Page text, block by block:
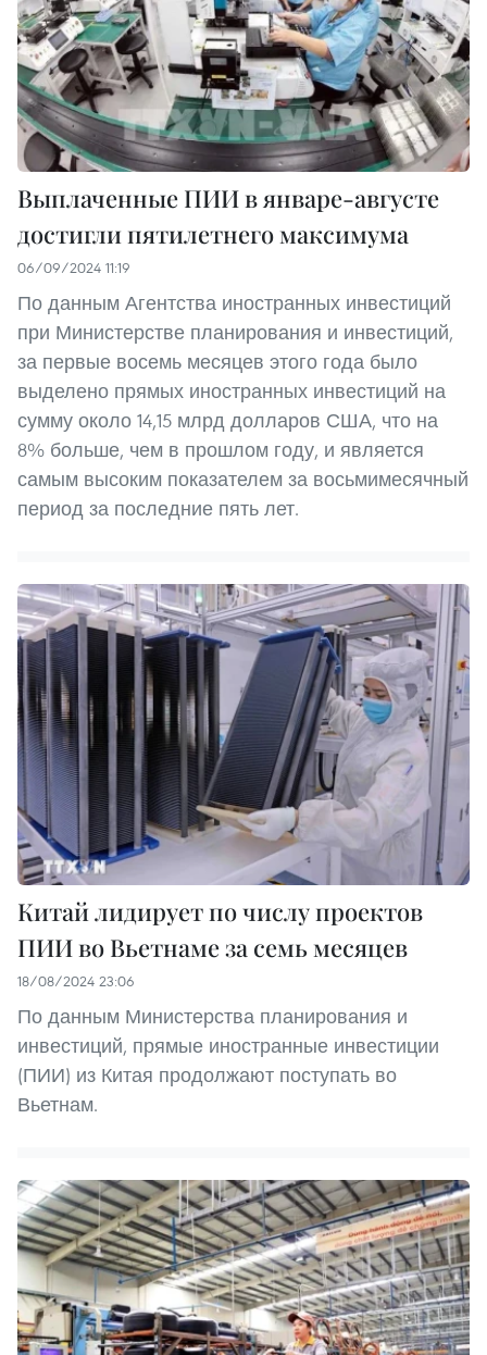
Выплаченные ПИИ в январе-августе
достигли пятилетнего максимума
06/09/2024 11:19
По данным Агентства иностранных инвестиций
при Министерстве планирования и инвестиций,
за первые восемь месяцев этого года было
выделено прямых иностранных инвестиций на
сумму около 14,15 млрд долларов США, что на
8% больше, чем в прошлом году, и является
самым высоким показателем за восьмимесячный
период за последние пять лет.
Китай лидирует по числу проектов
ПИИ во Вьетнаме за семь месяцев
18/08/2024 23:06
По данным Министерства планирования и
инвестиций, прямые иностранные инвестиции
(ПИИ) из Китая продолжают поступать во
Вьетнам.